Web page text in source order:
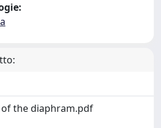
of the diaphram.pdf